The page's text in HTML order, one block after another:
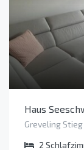
Haus
Greveling
2